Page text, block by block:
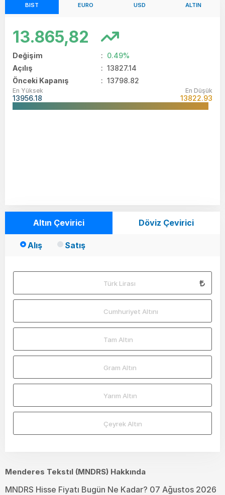
BIST EURO USD ALTIN
13.865,82
Değişim : 0.49%
Açılış
: 13827.14
Önceki Kapanış
: 13798.82
En Yüksek
13956.18
En Düşük
13822.93
Altın Çevirici Döviz Çevirici
Alış Satış
Türk Lirası
Cumhuriyet Altını
Tam Altın
Gram Altın
Yarım Altın
Çeyrek Altın
Menderes Tekstıl (MNDRS) Hakkında
MNDRS Hisse Fiyatı Bugün Ne Kadar? 07 Ağustos 2026